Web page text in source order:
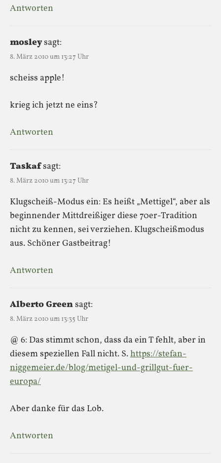
Antworten
mosleysagt:
8. März 2010 um 13:27 Uhr
scheiss apple!
krieg ich jetzt ne eins?
Antworten
Taskafsagt:
8. März 2010 um 13:27 Uhr
Klugscheiß-Modus ein: Es heißt „Mettigel“, aber als
beginnender Mittdreißiger diese 70er-Tradition
nicht zu kennen, sei verziehen. Klugscheißmodus
aus. Schöner Gastbeitrag!
Antworten
Alberto Greensagt:
8. März 2010 um 13:35 Uhr
@ 6: Das stimmt schon, dass da ein T fehlt, aber in
diesem speziellen Fall nicht. S.https://stefan-
niggemeier.de/blog/metigel-und-grillgut-fuer-
europa/
Aber danke für das Lob.
Antworten